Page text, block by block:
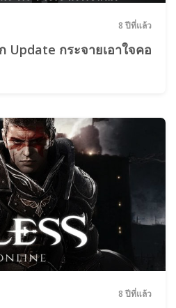
8 ปีที่แล้ว
Update กระจายเอาใจคอ
8 ปีที่แล้ว